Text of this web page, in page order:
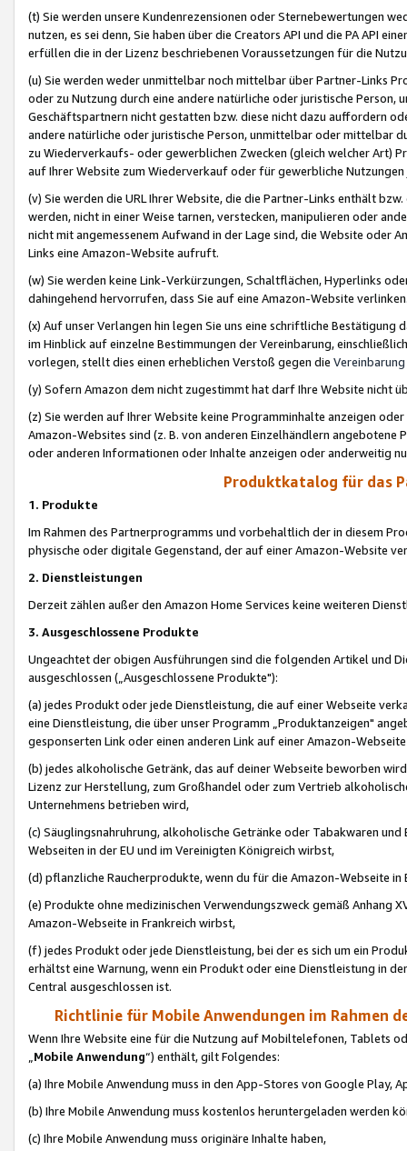
(t) Sie werden unsere Kundenrezensionen oder Sternebewertungen
nutzen, es sei denn, Sie haben über die Creators API und die PA API
erfüllen die in der Lizenz beschriebenen Voraussetzungen für die
(u) Sie werden weder unmittelbar noch mittelbar über Partner-Links
oder zu Nutzung durch eine andere natürliche oder juristische
Geschäftspartnern nicht gestatten bzw. diese nicht dazu auffordern
andere natürliche oder juristische Person, unmittelbar oder mittelbar
zu Wiederverkaufs- oder gewerblichen Zwecken (gleich welcher Art)
auf Ihrer Website zum Wiederverkauf oder für gewerbliche
(v) Sie werden die URL Ihrer Website, die die Partner-Links enthält
werden, nicht in einer Weise tarnen, verstecken, manipulieren oder
nicht mit angemessenem Aufwand in der Lage sind, die Website oder
Links eine Amazon-Website aufruft.
(w) Sie werden keine Link-Verkürzungen, Schaltflächen, Hyperlinks
dahingehend hervorrufen, dass Sie auf eine Amazon-Website
(x) Auf unser Verlangen hin legen Sie uns eine schriftliche
im Hinblick auf einzelne Bestimmungen der Vereinbarung,
vorlegen, stellt dies einen erheblichen Verstoß gegen die Vereinbarung
(y) Sofern Amazon dem nicht zugestimmt hat darf Ihre Website nicht
(z) Sie werden auf Ihrer Website keine Programminhalte anzeigen
Amazon-Websites sind (z. B. von anderen Einzelhändlern
oder anderen Informationen oder Inhalte anzeigen oder anderweitig
Produktkatalog für das
1. Produkte
Im Rahmen des Partnerprogramms und vorbehaltlich der in diesem
physische oder digitale Gegenstand, der auf einer Amazon-Website
2. Dienstleistungen
Derzeit zählen außer den Amazon Home Services keine weiteren
3. Ausgeschlossene Produkte
Ungeachtet der obigen Ausführungen sind die folgenden Artikel und
ausgeschlossen („Ausgeschlossene Produkte"):
(a) jedes Produkt oder jede Dienstleistung, die auf einer Webseite
eine Dienstleistung, die über unser Programm „Produktanzeigen"
gesponserten Link oder einen anderen Link auf einer Amazon-
(b) jedes alkoholische Getränk, das auf deiner Webseite beworben
Lizenz zur Herstellung, zum Großhandel oder zum Vertrieb
Unternehmens betrieben wird,
(c) Säuglingsnahruhrung, alkoholische Getränke oder Tabakwaren
Webseiten in der EU und im Vereinigten Königreich wirbst,
(d) pflanzliche Raucherprodukte, wenn du für die Amazon-Webseite in
(e) Produkte ohne medizinischen Verwendungszweck gemäß Anhang
Amazon-Webseite in Frankreich wirbst,
(f) jedes Produkt oder jede Dienstleistung, bei der es sich um ein
erhältst eine Warnung, wenn ein Produkt oder eine Dienstleistung in
Central ausgeschlossen ist.
Richtlinie für Mobile Anwendungen im Rahmen
Wenn Ihre Website eine für die Nutzung auf Mobiltelefonen, Tablets
„Mobile Anwendung“) enthält, gilt Folgendes:
(a) Ihre Mobile Anwendung muss in den App-Stores von Google Play,
(b) Ihre Mobile Anwendung muss kostenlos heruntergeladen werden
(c) Ihre Mobile Anwendung muss originäre Inhalte haben,